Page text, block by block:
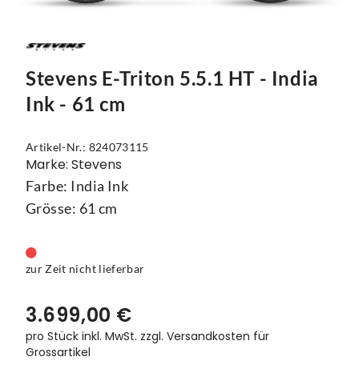
Mützen
Reflex-Produkte
Regenbekleidung
Schuhe
Socken
Streetwear
Trikots
Westen
Touring
Urban
Kettenblätter
Kurbelgarnituren
Laufräder
Lenker
Naben
Pedale
Sättel
Ständer
Steuersätze
Flaschen
Flaschenhalter
Gepäckträger
Kettenschutz
Kindersitze
Klingeln & Hupen
Pumpen
Schutzbleche
Single Speed
Stevens E-Triton 5.5.1 HT - India
Ink - 61 cm
Artikel-Nr.: 824073115
Marke: Stevens
Farbe: India Ink
Grösse: 61 cm
zur Zeit nicht lieferbar
3.699,00 €
pro Stück inkl. MwSt. zzgl. Versandkosten für
Grossartikel